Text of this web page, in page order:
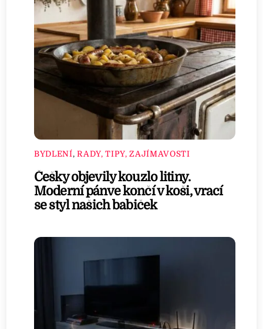
BYDLENÍ,RADY, TIPY, ZAJÍMAVOSTI
Češky objevily kouzlo litiny.
Moderní pánve končí v koši, vrací
se styl našich babiček